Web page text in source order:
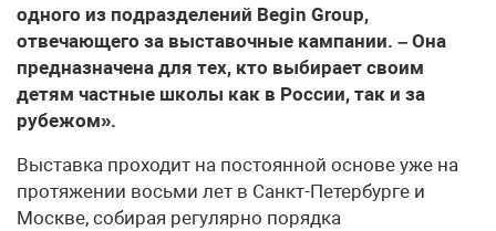
одного из подразделений Begin Group,
отвечающего за выставочные кампании. – Она
предназначена для тех, кто выбирает своим
детям частные школы как в России, так и за
рубежом».
Выставка проходит на постоянной основе уже на
протяжении восьми лет в Санкт-Петербурге и
Москве, собирая регулярно порядка